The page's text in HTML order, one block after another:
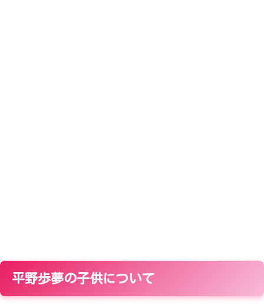
平野歩夢の子供について